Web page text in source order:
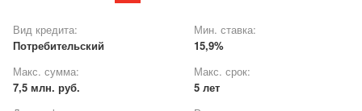
Вид кредита:
Потребительский
Мин. ставка:
15,9%
Макс. сумма:
7,5 млн. руб.
Макс. срок:
5 лет